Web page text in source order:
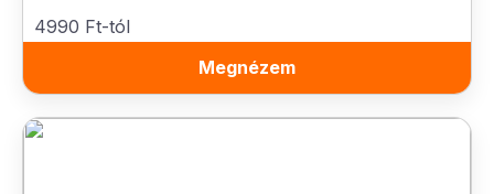
4990 Ft-tól
Megnézem